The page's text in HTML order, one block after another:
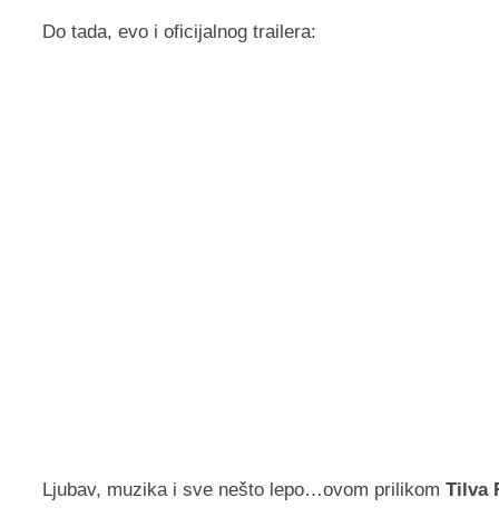
Do tada, evo i oficijalnog trailera:
Ljubav, muzika i sve nešto lepo…ovom prilikom Tilva